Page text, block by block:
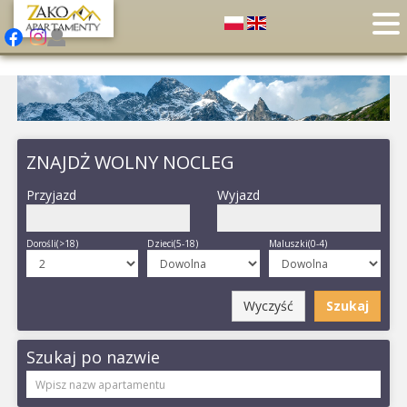
ZNAJDŻ WOLNY NOCLEG
Przyjazd Wyjazd
Dorośli(>18) Dzieci(5-18) Maluszki(0-4)
Szukaj
Wyczyść
Szukaj po nazwie